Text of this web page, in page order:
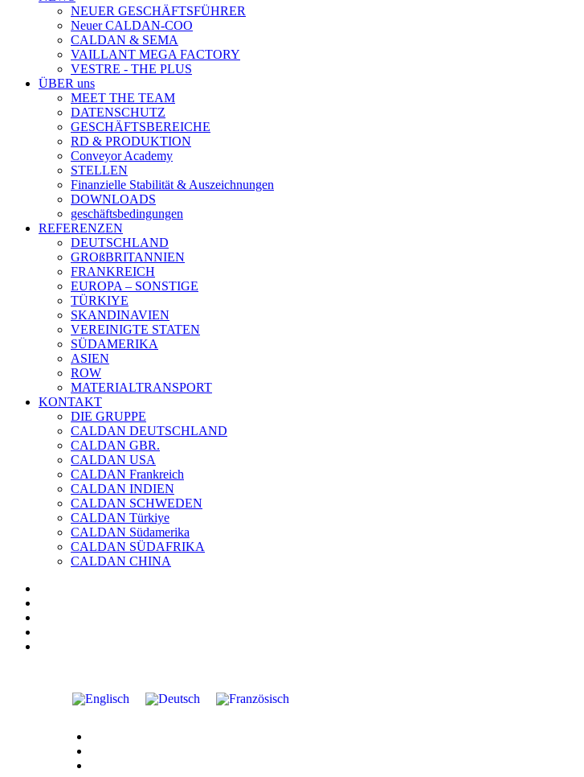
NEUER GESCHÄFTSFÜHRER
Neuer CALDAN-COO
CALDAN & SEMA
VAILLANT MEGA FACTORY
VESTRE - THE PLUS
ÜBER uns
MEET THE TEAM
DATENSCHUTZ
GESCHÄFTSBEREICHE
RD & PRODUKTION
Conveyor Academy
STELLEN
Finanzielle Stabilität & Auszeichnungen
DOWNLOADS
geschäftsbedingungen
REFERENZEN
DEUTSCHLAND
GROßBRITANNIEN
FRANKREICH
EUROPA – SONSTIGE
TÜRKIYE
SKANDINAVIEN
VEREINIGTE STATEN
SÜDAMERIKA
ASIEN
ROW
MATERIALTRANSPORT
KONTAKT
DIE GRUPPE
CALDAN DEUTSCHLAND
CALDAN GBR.
CALDAN USA
CALDAN Frankreich
CALDAN INDIEN
CALDAN SCHWEDEN
CALDAN Türkiye
CALDAN Südamerika
CALDAN SÜDAFRIKA
CALDAN CHINA